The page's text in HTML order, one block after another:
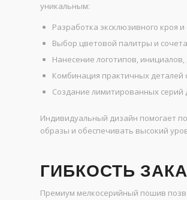
уникальным:
Разработка эксклюзивного кроя и
Выбор цветовой палитры и
Нанесение логотипов,
Комбинация практичных деталей
Создание лимитированных серий
Индивидуальный дизайн помогает
образы и обеспечивать высокий
ГИБКОСТЬ
Премиум мелкосерийный пошив